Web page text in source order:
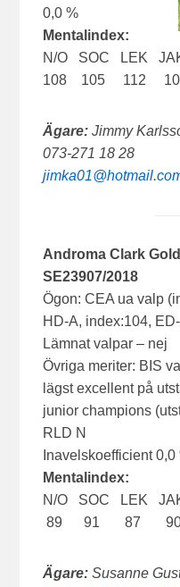
0,0 %
Mentalindex:
N/O SOC LEK
108 105 112
Ägare: Jimmy
073-271 18 28
Androma Clark
SE23907/2018
Ögon: CEA ua valp
HD-A, index:104,
Lämnat valpar – nej
Övriga meriter: BIS
lägst excellent på
junior champions
RLD N
Inavelskoefficient 0,0
Mentalindex:
N/O SOC LEK
89 91 87
Ägare: Susanne